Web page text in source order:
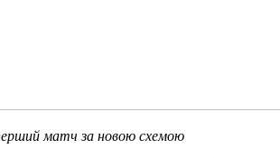
матч за новою схемою